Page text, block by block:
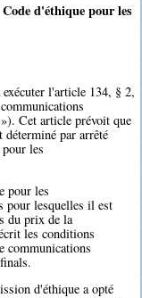
d'éthique pour les
l'article 134, § 2,
Cet article prévoit que
par arrêté
les
pour les
pour lesquelles il est
du prix de la
les conditions
communications
d'éthique a opté